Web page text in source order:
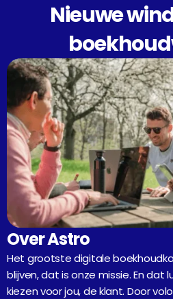
Nieuwe
Over Astro
Het grootste digitale
blijven, dat is onze missie. En dat
kiezen voor jou, de klant. Door